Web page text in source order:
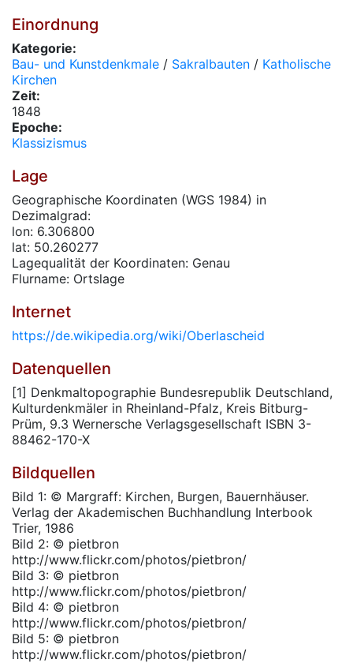
Einordnung
Kategorie:
Bau- und Kunstdenkmale / Sakralbauten / Katholische
Kirchen
Zeit:
1848
Epoche:
Klassizismus
Lage
Geographische Koordinaten (WGS 1984) in
Dezimalgrad:
lon: 6.306800
lat: 50.260277
Lagequalität der Koordinaten: Genau
Flurname: Ortslage
Internet
https://de.wikipedia.org/wiki/Oberlascheid
Datenquellen
[1] Denkmaltopographie Bundesrepublik Deutschland,
Kulturdenkmäler in Rheinland-Pfalz, Kreis Bitburg-
Prüm, 9.3 Wernersche Verlagsgesellschaft ISBN 3-
88462-170-X
Bildquellen
Bild 1: © Margraff: Kirchen, Burgen, Bauernhäuser.
Verlag der Akademischen Buchhandlung Interbook
Trier, 1986
Bild 2: © pietbron
http://www.flickr.com/photos/pietbron/
Bild 3: © pietbron
http://www.flickr.com/photos/pietbron/
Bild 4: © pietbron
http://www.flickr.com/photos/pietbron/
Bild 5: © pietbron
http://www.flickr.com/photos/pietbron/